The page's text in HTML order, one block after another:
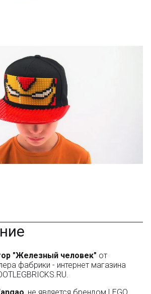
"Железный человек" от
фабрики - интернет магазина